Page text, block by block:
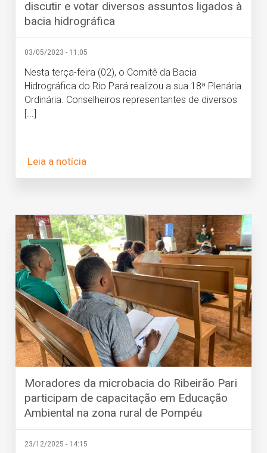
discutir e votar diversos assuntos ligados à
bacia hidrográfica
03/05/2023 - 11:05
Nesta terça-feira (02), o Comitê da Bacia
Hidrográfica do Rio Pará realizou a sua 18ª Plenária
Ordinária. Conselheiros representantes de diversos
[...]
Leia a notícia
Moradores da microbacia do Ribeirão Pari
participam de capacitação em Educação
Ambiental na zona rural de Pompéu
23/12/2025 - 14:15